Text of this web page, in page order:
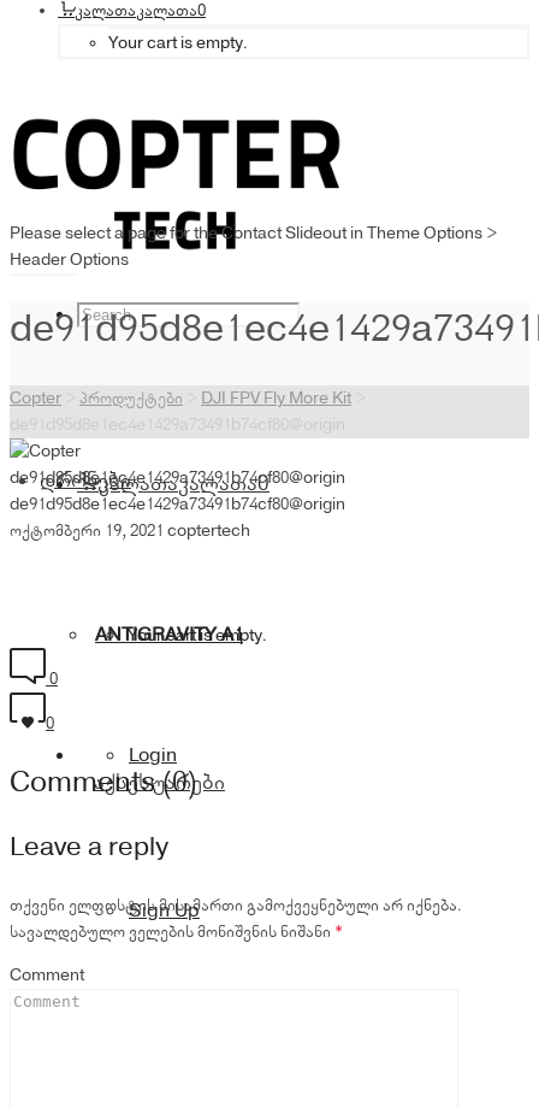
კალათაკალათა0
Your cart is empty.
კალათაკალათა0
Your cart is empty.
Login
Sign Up
დრონები
ANTIGRAVITY A1
აქსესუარები
Please select a page for the Contact Slideout in Theme Options >
Header Options
Copter პროდუქტები DJI FPV Fly More Kit
de91d95d8e1ec4e1429a73491b74cf80@origin
de91d95d8e1ec4e1429a73491b74cf80@origin
de91d95d8e1ec4e1429a73491b74cf80@origin
ოქტომბერი 19, 2021 coptertech
0
0
Comments (0)
Leave a reply
თქვენი ელფოსტის მისამართი გამოქვეყნებული არ იქნება.
სავალდებულო ველების მონიშვნის ნიშანი *
Comment